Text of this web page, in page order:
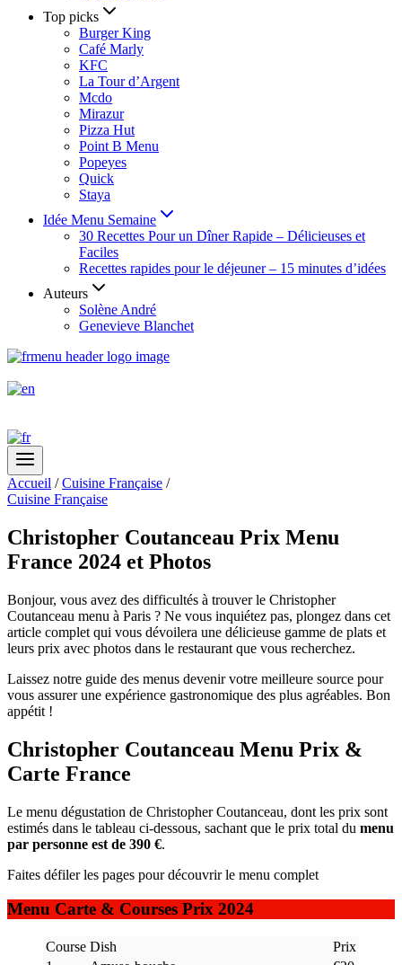
Top picks
Burger King
Café Marly
KFC
La Tour d’Argent
Mcdo
Mirazur
Pizza Hut
Point B Menu
Popeyes
Quick
Staya
Idée Menu Semaine
30 Recettes Pour un Dîner Rapide – Délicieuses et
Faciles
Recettes rapides pour le déjeuner – 15 minutes d’idées
Auteurs
Solène André
Genevieve Blanchet
Accueil / Cuisine Française /
Cuisine Française
Christopher Coutanceau Prix Menu
France 2024 et Photos
Bonjour, vous avez des difficultés à trouver le Christopher
Coutanceau menu à Paris ? Ne vous inquiétez pas, plongez dans cet
article complet qui vous dévoilera une délicieuse gamme de plats et
leurs prix avec photos dans le restaurant que vous recherchez.
Laissez notre guide des menus devenir votre meilleure source pour
vous assurer une expérience gastronomique des plus agréables. Bon
appétit !
Christopher Coutanceau Menu Prix &
Carte France
Le menu dégustation de Christopher Coutanceau, dont les prix sont
estimés dans le tableau ci-dessous, sachant que le prix total du menu
par personne est de 390 €.
Faites défiler les pages pour découvrir le menu complet
Menu Carte & Courses Prix 2024
Course Dish
Prix